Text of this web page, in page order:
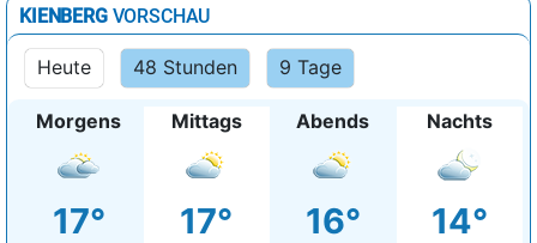
KIENBERGVORSCHAU
Heute 48 Stunden 9 Tage
Morgens
17°
Mittags
17°
Abends
16°
Nachts
14°